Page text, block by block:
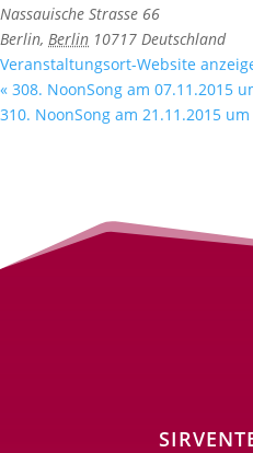
Nassauische Strasse 66
Berlin, Berlin 10717 Deutschland
Veranstaltungsort-Website
« 308. NoonSong am 07.11.2015
310. NoonSong am 21.11.2015